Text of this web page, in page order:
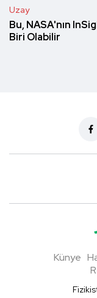
Uzay
Bu, NASA'nın
Biri Olabilir
Künye